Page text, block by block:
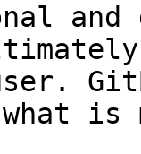
and
what